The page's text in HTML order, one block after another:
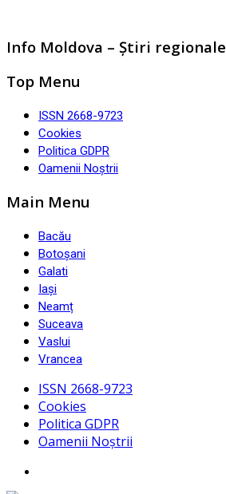
Info Moldova – Știri regionale
Top Menu
ISSN 2668-9723
Cookies
Politica GDPR
Oamenii Noștrii
Main Menu
Bacău
Botoșani
Galati
Iași
Neamț
Suceava
Vaslui
Vrancea
ISSN 2668-9723
Cookies
Politica GDPR
Oamenii Noștrii